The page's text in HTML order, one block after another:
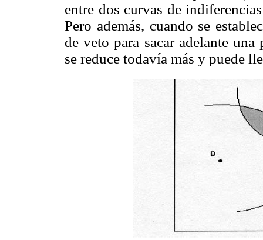
entre dos curvas de
Pero además, cuando se
de veto para sacar adelante
se reduce todavía más y puede